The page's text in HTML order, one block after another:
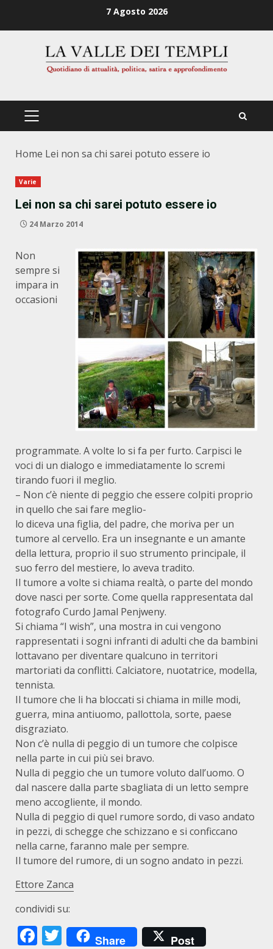
7 Agosto 2026
PRIMÄRES
Home Lei non sa chi sarei potuto essere io
Varie
Lei non sa chi sarei potuto essere io
24 Marzo 2014
Non
sempre si
impara in
occasioni
programmate. A volte lo si fa per furto. Carpisci le
voci di un dialogo e immediatamente lo scremi
tirando fuori il meglio.
– Non c’è niente di peggio che essere colpiti proprio
in quello che sai fare meglio-
lo diceva una figlia, del padre, che moriva per un
tumore al cervello. Era un insegnante e un amante
della lettura, proprio il suo strumento principale, il
suo ferro del mestiere, lo aveva tradito.
Il tumore a volte si chiama realtà, o parte del mondo
dove nasci per sorte. Come quella rappresentata dal
fotografo Curdo Jamal Penjweny.
Si chiama “I wish”, una mostra in cui vengono
rappresentati i sogni infranti di adulti che da bambini
lottavano per diventare qualcuno in territori
martoriati da conflitti. Calciatore, nuotatrice, modella,
tennista.
Il tumore che li ha bloccati si chiama in mille modi,
guerra, mina antiuomo, pallottola, sorte, paese
disgraziato.
Non c’è nulla di peggio di un tumore che colpisce
nella parte in cui più sei bravo.
Nulla di peggio che un tumore voluto dall’uomo. O
dal nascere dalla parte sbagliata di un letto sempre
meno accogliente, il mondo.
Nulla di peggio di quel rumore sordo, di vaso andato
in pezzi, di schegge che schizzano e si conficcano
nella carne, faranno male per sempre.
Il tumore del rumore, di un sogno andato in pezzi.
Ettore Zanca
condividi su:
Facebook
Twitter
Share Post